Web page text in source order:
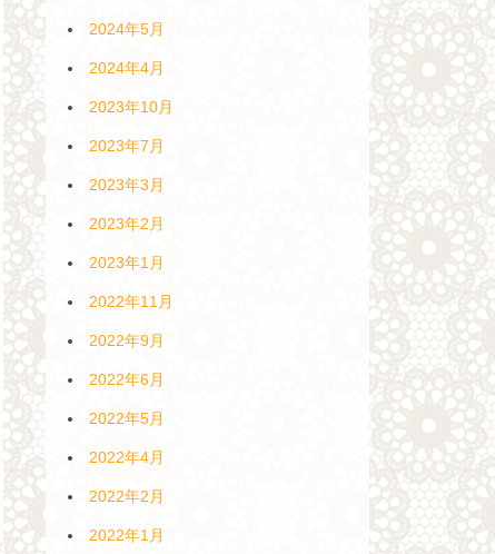
2024年5月
2024年4月
2023年10月
2023年7月
2023年3月
2023年2月
2023年1月
2022年11月
2022年9月
2022年6月
2022年5月
2022年4月
2022年2月
2022年1月